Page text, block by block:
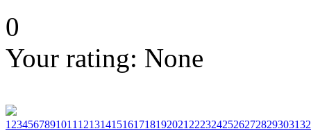
0
Your rating: None
1 234567891011 12131415161718192021 2223242526272829303132